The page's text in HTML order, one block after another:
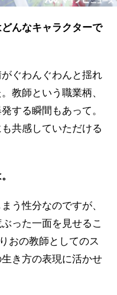
んなキャラクターで
ぐわんぐわんと揺れ
教師という職業柄、
する瞬間もあって。
共感していただける
う性分なのですが、
った一面を見せるこ
おの教師としてのス
き方の表現に活かせ